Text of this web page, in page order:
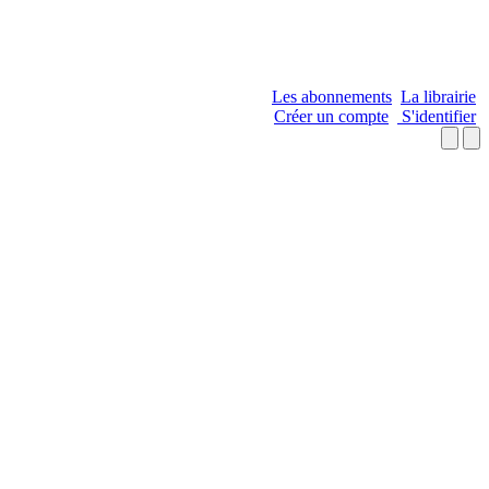
Les abonnements La librairie
Créer un compte
S'identifier